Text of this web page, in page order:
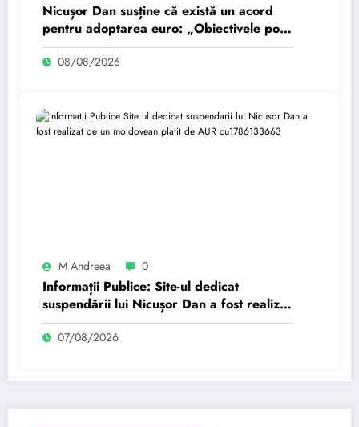
Nicușor Dan susține că există un acord
pentru adoptarea euro: „Obiectivele pot
fi realizate dacă…
08/08/2026
M Andreea 0
Informații Publice: Site-ul dedicat
suspendării lui Nicușor Dan a fost realizat
de un moldovean plătit de AUR cu…
07/08/2026